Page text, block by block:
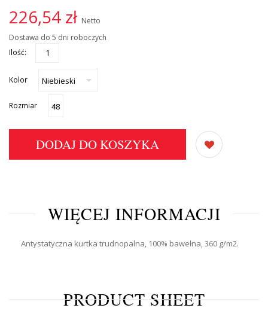
226,54 zł Netto
Dostawa do 5 dni roboczych
Ilość:
Kolor
Rozmiar
DODAJ DO KOSZYKA
WIĘCEJ INFORMACJI
Antystatyczna kurtka trudnopalna, 100% bawełna, 360 g/m2.
PRODUCT SHEET